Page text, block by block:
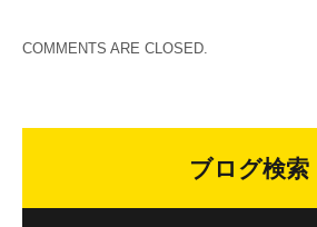
COMMENTS ARE CLOSED.
ブログ検索